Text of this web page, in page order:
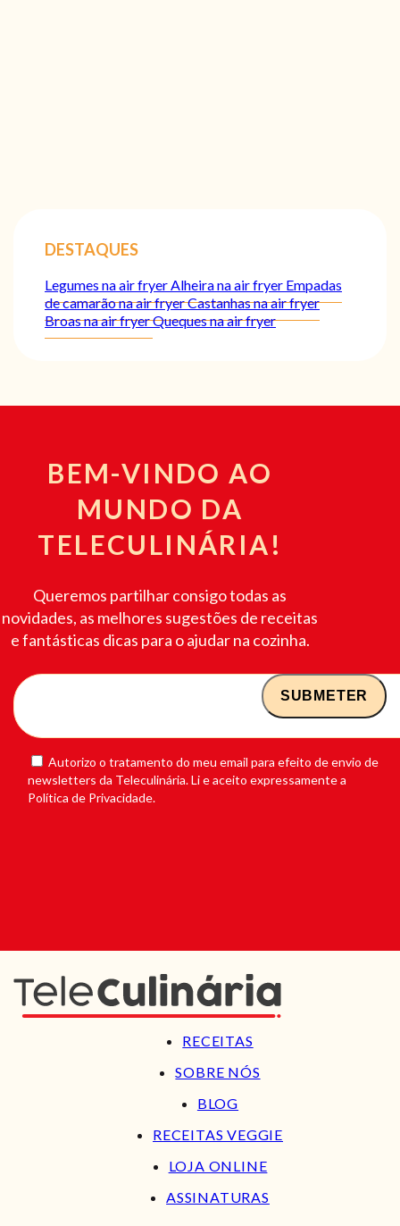
DESTAQUES
Legumes na air fryerAlheira na air fryer Empadas
de camarão na air fryerCastanhas na air fryer
Broas na air fryerQueques na air fryer
BEM-VINDO AO
MUNDO DA
TELECULINÁRIA!
Queremos partilhar consigo todas as
novidades, as melhores sugestões de receitas
e fantásticas dicas para o ajudar na cozinha.
Autorizo o tratamento do meu email para efeito de envio de
newsletters da Teleculinária. Li e aceito expressamente a
Política de Privacidade.
RECEITAS
SOBRE NÓS
BLOG
RECEITAS VEGGIE
LOJA ONLINE
ASSINATURAS